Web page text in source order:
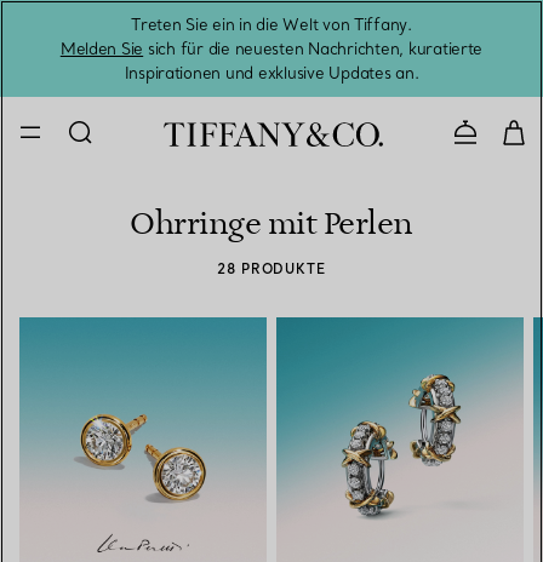
Treten Sie ein in die Welt von Tiffany.
Melden Sie sich für die neuesten Nachrichten, kuratierte
Inspirationen und exklusive Updates an.
Ohrringe mit Perlen
28 PRODUKTE